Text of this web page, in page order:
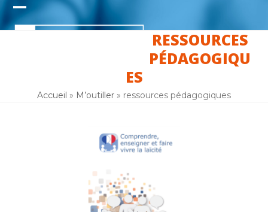
Skip
content
Open
Close
RESSOURCES
PÉDAGOGIQU
ES
Accueil » M’outiller » ressources pédagogiques